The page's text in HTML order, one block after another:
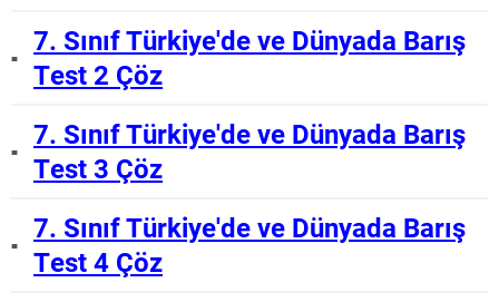
7. Sınıf Türkiye'de ve Dünyada Barış
Test 2 Çöz
7. Sınıf Türkiye'de ve Dünyada Barış
Test 3 Çöz
7. Sınıf Türkiye'de ve Dünyada Barış
Test 4 Çöz